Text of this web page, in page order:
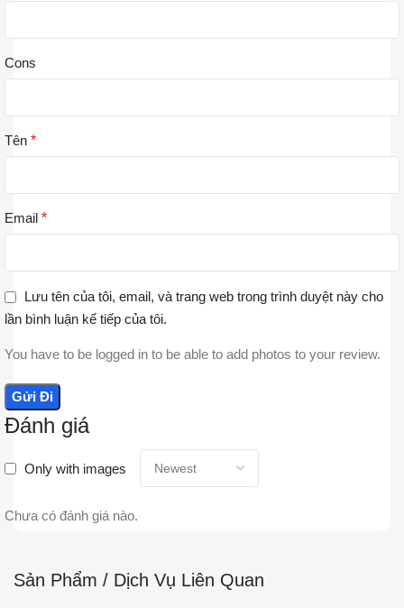
Đánh giá
Only with images
Chưa có đánh giá nào.
Cons
Tên *
Email *
Lưu tên của tôi, email, và trang web trong trình duyệt này cho
lần bình luận kế tiếp của tôi.
You have to be logged in to be able to add photos to your review.
Sản Phẩm / Dịch Vụ Liên Quan